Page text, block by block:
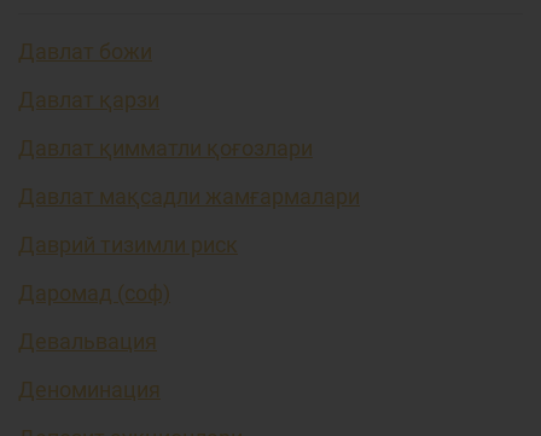
Давлат божи
Давлат қарзи
Давлат қимматли қоғозлари
Давлат мақсадли жамғармалари
Даврий тизимли риск
Даромад (соф)
Девальвация
Деноминация